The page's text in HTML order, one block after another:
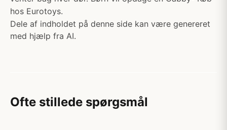
hos Eurotoys.
Dele af indholdet på denne side kan være genereret
med hjælp fra AI.
Ofte stillede spørgsmål